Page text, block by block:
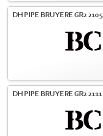
DH PIPE BRUYERE GR2 2105
DH PIPE BRUYERE GR2 2111